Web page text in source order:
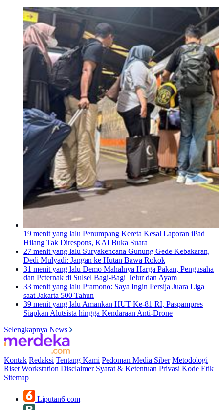
19 menit yang lalu Penumpang Kereta Kesal Laporan iPad
Hilang Tak Direspons, KAI Buka Suara
27 menit yang lalu Suryakencana Gunung Gede Kebakaran,
Dedi Mulyadi: Jangan ke Hutan Bawa Rokok
31 menit yang lalu Demo Mahalnya Harga Pakan, Pengusaha
dan Peternak di Sulsel Bagi-Bagi Telur dan Ayam
33 menit yang lalu Pramono: Saya Ingin Persija Juara Liga
saat Jakarta 500 Tahun
39 menit yang lalu Amankan HUT Ke-81 RI, Paspampres
Siapkan Alutsista hingga Kendaraan Anti-Drone
Selengkapnya News
Kontak Redaksi Tentang Kami Pedoman Media Siber Metodologi
Riset Workstation Disclaimer Syarat & Ketentuan Privasi Kode Etik
Sitemap
Liputan6.com